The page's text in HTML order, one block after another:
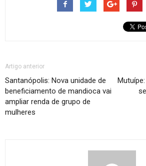
Artigo anterior
Santanópolis: Nova unidade de
beneficiamento de mandioca vai
ampliar renda de grupo de
mulheres